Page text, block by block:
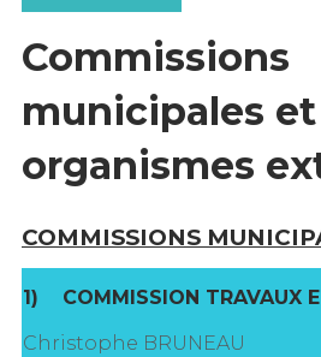
Commissions
municipales et
organismes
COMMISSIONS
1) COMMISSION TRAVAUX
Christophe BRUNEAU